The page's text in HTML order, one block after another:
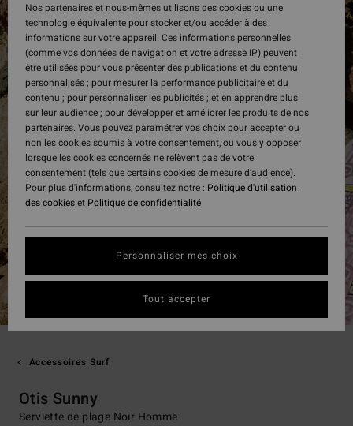
Accessoires Surf
Otis Sunny
Serviette de plage Noir Homme
Nos partenaires et nous-mêmes utilisons des cookies ou une
technologie équivalente pour stocker et/ou accéder à des
informations sur votre appareil. Ces informations personnelles
(comme vos données de navigation et votre adresse IP) peuvent
être utilisées pour vous présenter des publications et du contenu
personnalisés ; pour mesurer la performance publicitaire et du
contenu ; pour personnaliser les publicités ; et en apprendre plus
sur leur audience ; pour développer et améliorer les produits de nos
partenaires. Vous pouvez paramétrer vos choix pour accepter ou
non les cookies soumis à votre consentement, ou vous y opposer
lorsque les cookies concernés ne relèvent pas de votre
consentement (tels que certains cookies de mesure d’audience).
Pour plus d'informations, consultez notre : Politique d'utilisation
des cookieset Politique de confidentialité
Personnaliser mes choix
Tout accepter